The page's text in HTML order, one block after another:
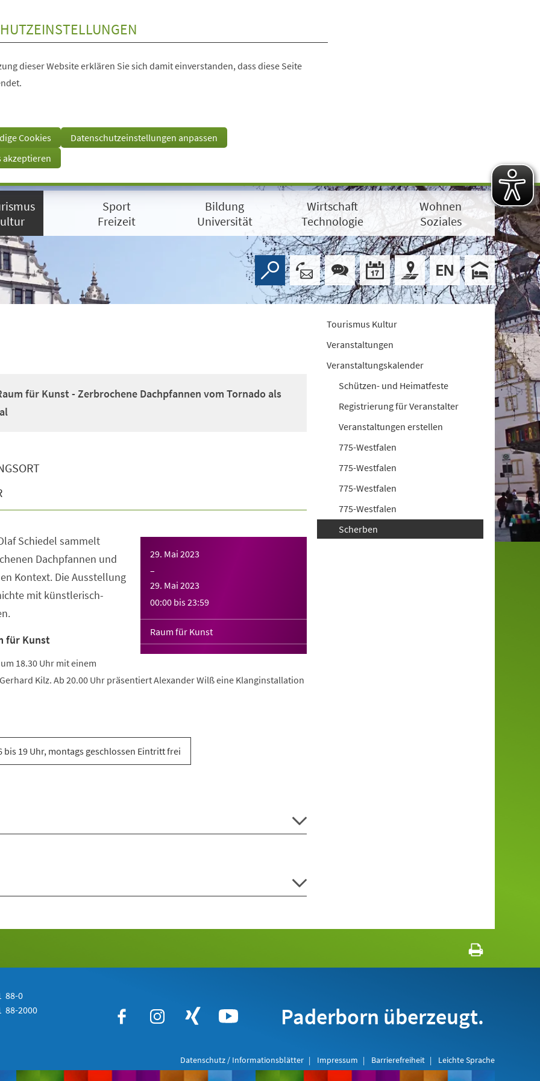
dieser Website erklären Sie sich damit einverstanden, dass diese Seite
Cookies
Datenschutzeinstellungen anpassen
akzeptieren
Sport
Freizeit
Bildung
Universität
Wirtschaft
Technologie
Wohnen
Soziales
für Kunst - Zerbrochene Dachpfannen vom Tornado als
29. Mai 2023
–
29. Mai 2023
00:00 bis23:59
Raum für Kunst
Schiedel sammelt
Dachpfannen und
Kontext. Die Ausstellung
mit künstlerisch-
für Kunst
18.30 Uhr mit einem
Kilz. Ab 20.00 Uhr präsentiert Alexander Wilß eine Klanginstallation
bis 19 Uhr, montags geschlossen Eintritt frei
Tourismus Kultur
Veranstaltungen
Veranstaltungskalender
Schützen- und Heimatfeste
Registrierung für Veranstalter
Veranstaltungen erstellen
775-Westfalen
775-Westfalen
775-Westfalen
775-Westfalen
Scherben
88-0
88-2000 Paderborn überzeugt.
Datenschutz / Informationsblätter Impressum Barrierefreiheit Leichte Sprache